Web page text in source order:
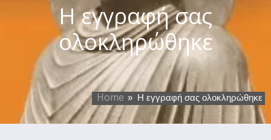
Η εγγραφή σας
ολοκληρώθηκε
Home » Η εγγραφή σας ολοκληρώθηκε